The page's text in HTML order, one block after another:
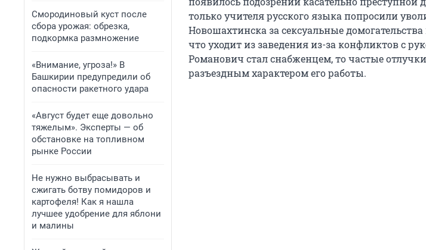
Смородиновый куст после
сбора урожая: обрезка,
подкормка размножение
«Внимание, угроза!» В
Башкирии предупредили об
опасности ракетного удара
«Август будет еще довольно
тяжелым». Эксперты — об
обстановке на топливном
рынке России
Не нужно выбрасывать и
сжигать ботву помидоров и
картофеля! Как я нашла
лучшее удобрение для яблони
и малины
только учителя русского языка попросили
Новошахтинска за сексуальные
что уходит из заведения из-за конфликтов с
Романович стал снабженцем, то частые
разъездным характером его работы.